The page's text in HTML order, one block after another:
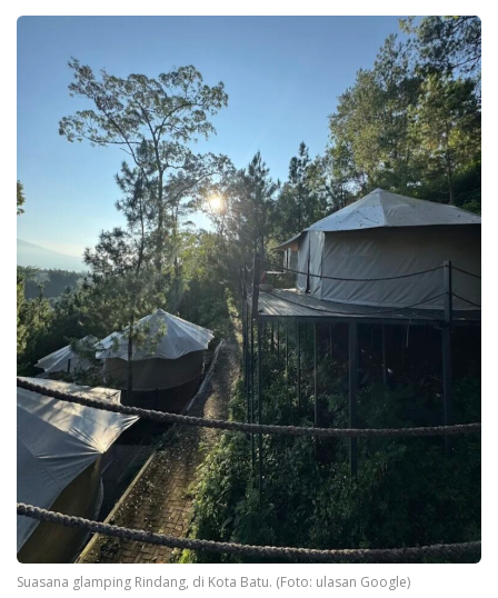
Suasana glamping Rindang, di Kota Batu. (Foto: ulasan Google)